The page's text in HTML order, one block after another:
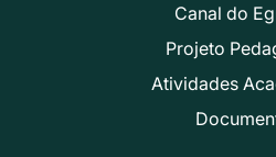
Canal do
Projeto
Atividades